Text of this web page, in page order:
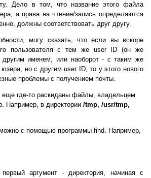
Дело в том, что название этого файла
а права на чтение/запись определяются
должны соответствовать друг другу.
могу сказать, что если вы вскоре
пользователя с тем же user ID (он же
другим именем, или наоборот - с таким же
но с другим user ID, то у этого нового
проблемы с получением почты.
еще где-то раскиданы файлы, владельцем
Например, в директории /tmp, /usr/tmp,
с помощью программы find. Например,
аргумент - директория, начиная с